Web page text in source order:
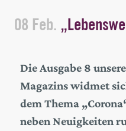
08 Feb.
Die Ausgabe 8
Magazins widmet
dem Thema
neben Neuigkeiten